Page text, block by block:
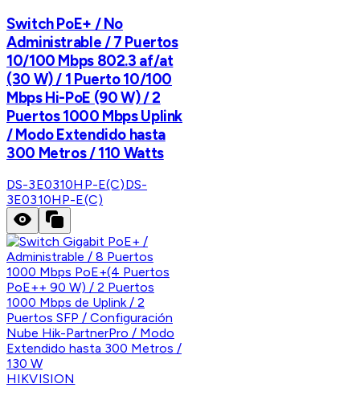
Switch PoE+ / No
Administrable / 7 Puertos
10/100 Mbps 802.3 af/at
(30 W) / 1 Puerto 10/100
Mbps Hi-PoE (90 W) / 2
Puertos 1000 Mbps Uplink
/ Modo Extendido hasta
300 Metros / 110 Watts
DS-3E0310HP-E(C)DS-
3E0310HP-E(C)
HIKVISION